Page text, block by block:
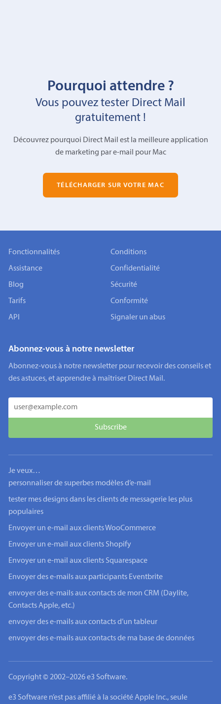
Pourquoi attendre ?
Vous pouvez tester Direct Mail
gratuitement !
Découvrez pourquoi Direct Mail est la meilleure application
de marketing par e-mail pour Mac
TÉLÉCHARGER SUR VOTRE MAC
Fonctionnalités
Assistance
Blog
Tarifs
API
Conditions
Confidentialité
Sécurité
Conformité
Signaler un abus
Abonnez-vous à notre newsletter
Abonnez-vous à notre newsletter pour recevoir des conseils et
des astuces, et apprendre à maîtriser Direct Mail.
Je veux…
personnaliser de superbes modèles d’e-mail
tester mes designs dans les clients de messagerie les plus
populaires
Envoyer un e-mail aux clients WooCommerce
Envoyer un e-mail aux clients Shopify
Envoyer un e-mail aux clients Squarespace
Envoyer des e-mails aux participants Eventbrite
envoyer des e-mails aux contacts de mon CRM (Daylite,
Contacts Apple, etc.)
envoyer des e-mails aux contacts d’un tableur
envoyer des e-mails aux contacts de ma base de données
Copyright © 2002–2026 e3 Software.
e3 Software n’est pas affilié à la société Apple Inc., seule